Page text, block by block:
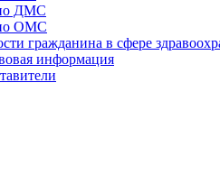
ДМС
по ОМС
гражданина в сфере
информация